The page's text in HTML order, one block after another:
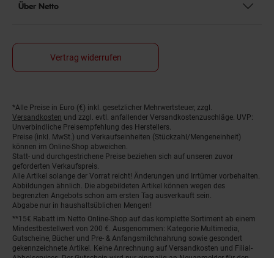
Über Netto
Vertrag widerrufen
Fußnoten
*Alle Preise in Euro (€) inkl. gesetzlicher Mehrwertsteuer, zzgl.
Versandkosten und zzgl. evtl. anfallender Versandkostenzuschläge. UVP:
Unverbindliche Preisempfehlung des Herstellers.
Preise (inkl. MwSt.) und Verkaufseinheiten (Stückzahl/Mengeneinheit)
können im Online-Shop abweichen.
Statt- und durchgestrichene Preise beziehen sich auf unseren zuvor
geforderten Verkaufspreis.
Alle Artikel solange der Vorrat reicht! Änderungen und Irrtümer vorbehalten.
Abbildungen ähnlich. Die abgebildeten Artikel können wegen des
begrenzten Angebots schon am ersten Tag ausverkauft sein.
Abgabe nur in haushaltsüblichen Mengen!
**15€ Rabatt im Netto Online-Shop auf das komplette Sortiment ab einem
Mindestbestellwert von 200 €. Ausgenommen: Kategorie Multimedia,
Gutscheine, Bücher und Pre- & Anfangsmilchnahrung sowie gesondert
gekennzeichnete Artikel. Keine Anrechnung auf Versandkosten und Filial-